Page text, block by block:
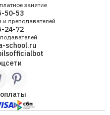
занятие
50-53
преподавателей
24-72
school.ru